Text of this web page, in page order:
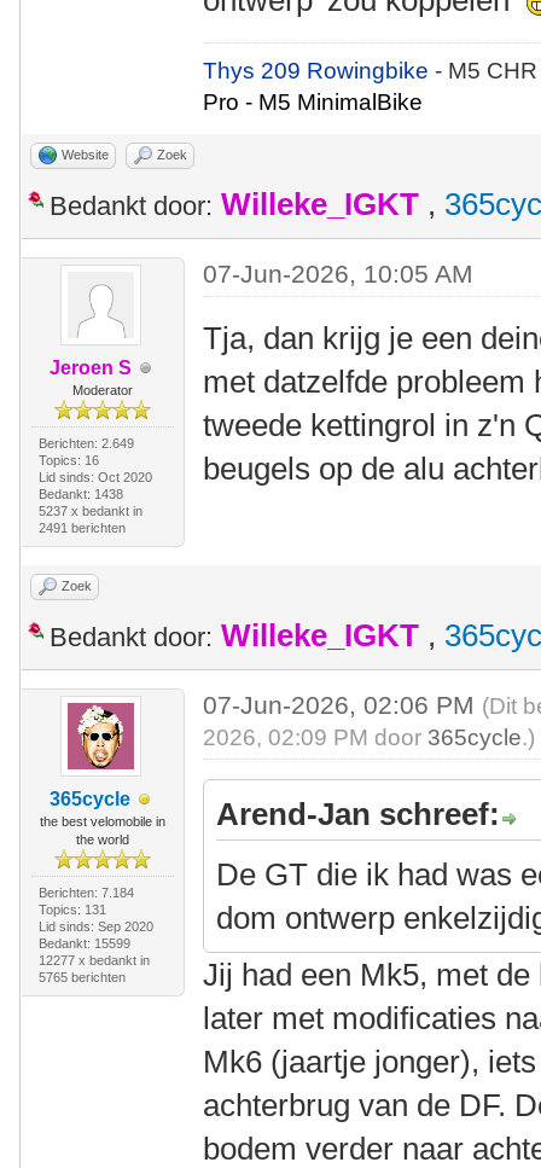
Thys 209 Rowingbike- M5
Pro - M5 MinimalBike
Website Zoek
Bedankt door: Willeke_IGKT ,
Jeroen S
Moderator
Berichten: 2.649
Topics: 16
Lid sinds: Oct 2020
Bedankt: 1438
5237 x bedankt in
2491 berichten
07-Jun-2026, 10:05 AM
Tja, dan krijg je een
met datzelfde probleem
tweede kettingrol in z'n
beugels op de alu
Zoek
Bedankt door: Willeke_IGKT ,
365cycle
the best velomobile in
the world
Berichten: 7.184
Topics: 131
Lid sinds: Sep 2020
Bedankt: 15599
12277 x bedankt in
5765 berichten
07-Jun-2026, 02:06 PM (Dit
2026, 02:09 PM door 365cycle.)
Arend-Jan schreef:
De GT die ik had was
dom ontwerp
Jij had een Mk5, met
later met modificaties
Mk6 (jaartje jonger),
achterbrug van de DF.
bodem verder naar